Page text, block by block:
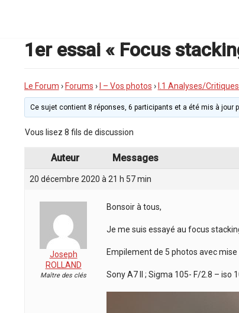
1er essai « Focus
Le Forum › Forums › I – Vos photos › I.1 Analyses/
Ce sujet contient 8 réponses, 6 participants et a été mis à jour
Vous lisez 8 fils de discussion
Auteur Messages
20 décembre 2020 à 21 h 57 min
Joseph
ROLLAND
Maître des clés
Bonsoir à tous,
Je me suis essayé au focus
Empilement de 5 photos avec
Sony A7 II ; Sigma 105- F/2.8 – iso